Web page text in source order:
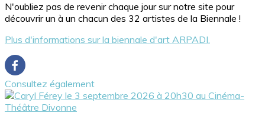
N'oubliez pas de revenir chaque jour sur notre site pour
découvrir un à un chacun des 32 artistes de la Biennale !
Plus d'informations sur la biennale d'art ARPADI.
Consultez également